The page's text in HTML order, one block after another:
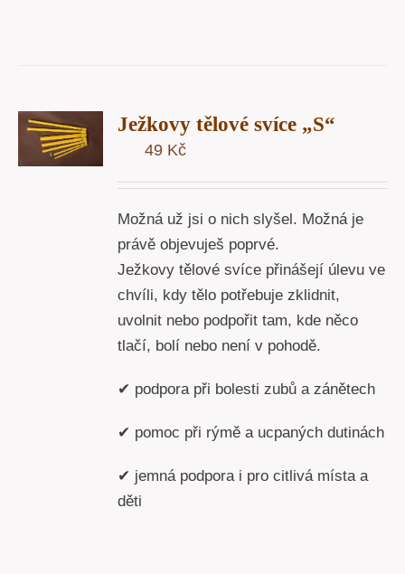
Ježkovy tělové svíce „S“
49 Kč
Možná už jsi o nich slyšel. Možná je
právě objevuješ poprvé.
Ježkovy tělové svíce přinášejí úlevu ve
chvíli, kdy tělo potřebuje zklidnit,
uvolnit nebo podpořit tam, kde něco
tlačí, bolí nebo není v pohodě.
✔ podpora při bolesti zubů a zánětech
✔ pomoc při rýmě a ucpaných dutinách
✔ jemná podpora i pro citlivá místa a
děti